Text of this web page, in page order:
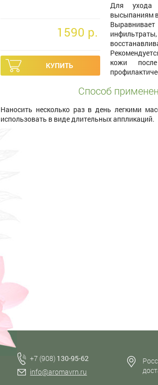
1590 p.
Для ухода
высыпаниям
кожи
Способ
Наносить несколько раз в день легкими
использовать в виде длительных аппликаций.
+7 (908) 130-95-62
info@aromavrn.ru